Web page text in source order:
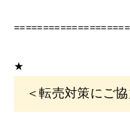
★
＜転売対策にご